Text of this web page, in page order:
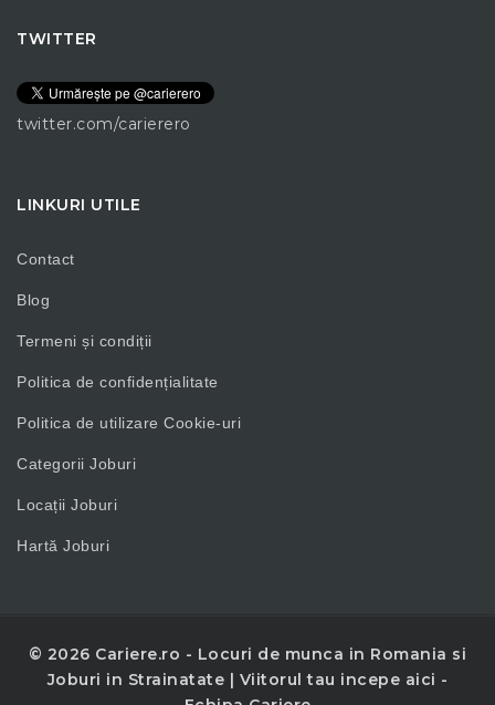
TWITTER
twitter.com/carierero
LINKURI UTILE
Contact
Blog
Termeni și condiții
Politica de confidențialitate
Politica de utilizare Cookie-uri
Categorii Joburi
Locații Joburi
Hartă Joburi
© 2026 Cariere.ro - Locuri de munca in Romania si
Joburi in Strainatate | Viitorul tau incepe aici -